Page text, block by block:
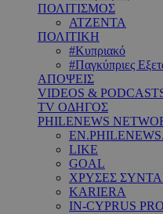
ΠΟΛΙΤΙΣΜΟΣ
ΑΤΖΕΝΤΑ
ΠΟΛΙΤΙΚΗ
#Κυπριακό
#Παγκύπριες
ΑΠΟΨΕΙΣ
VIDEOS &
TV ΟΔΗΓΟΣ
PHILENEWS
LIKE
GOAL
ΧΡΥΣΕΣ
KARIERA
IN-CYPRUS